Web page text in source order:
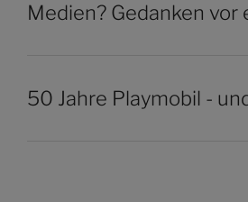
Medien? Gedanken vor
50 Jahre Playmobil -